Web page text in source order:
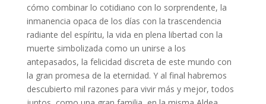
cómo combinar lo cotidiano con lo sorprendente, la
inmanencia opaca de los días con la trascendencia
radiante del espíritu, la vida en plena libertad con la
muerte simbolizada como un unirse a los
antepasados, la felicidad discreta de este mundo con
la gran promesa de la eternidad. Y al final habremos
descubierto mil razones para vivir más y mejor, todos